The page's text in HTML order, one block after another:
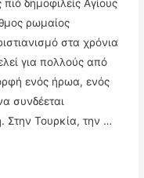
δημοφιλείς Αγίους
ρωμαίος
στα χρόνια
για πολλούς από
ενός ήρωα, ενός
συνδέεται
Στην Τουρκία, την …